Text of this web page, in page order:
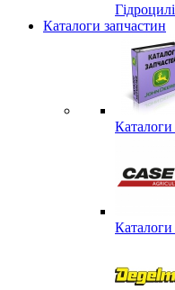
Каталоги запчастин
Каталоги
Каталоги